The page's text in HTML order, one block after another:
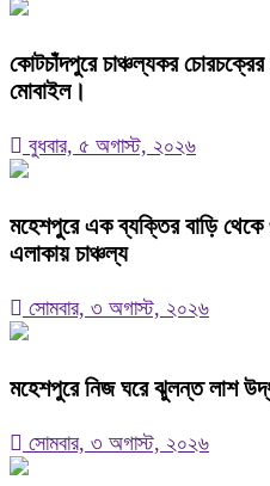
কোটচাঁদপুরে চাঞ্চল্যকর
মোবাইল।
বুধবার, ৫ অগাস্ট, ২০২৬
মহেশপুরে এক ব্যক্তির বাড়ি থেকে
এলাকায় চাঞ্চল্য
সোমবার, ৩ অগাস্ট, ২০২৬
মহেশপুরে নিজ ঘরে ঝুলন্ত লাশ
সোমবার, ৩ অগাস্ট, ২০২৬